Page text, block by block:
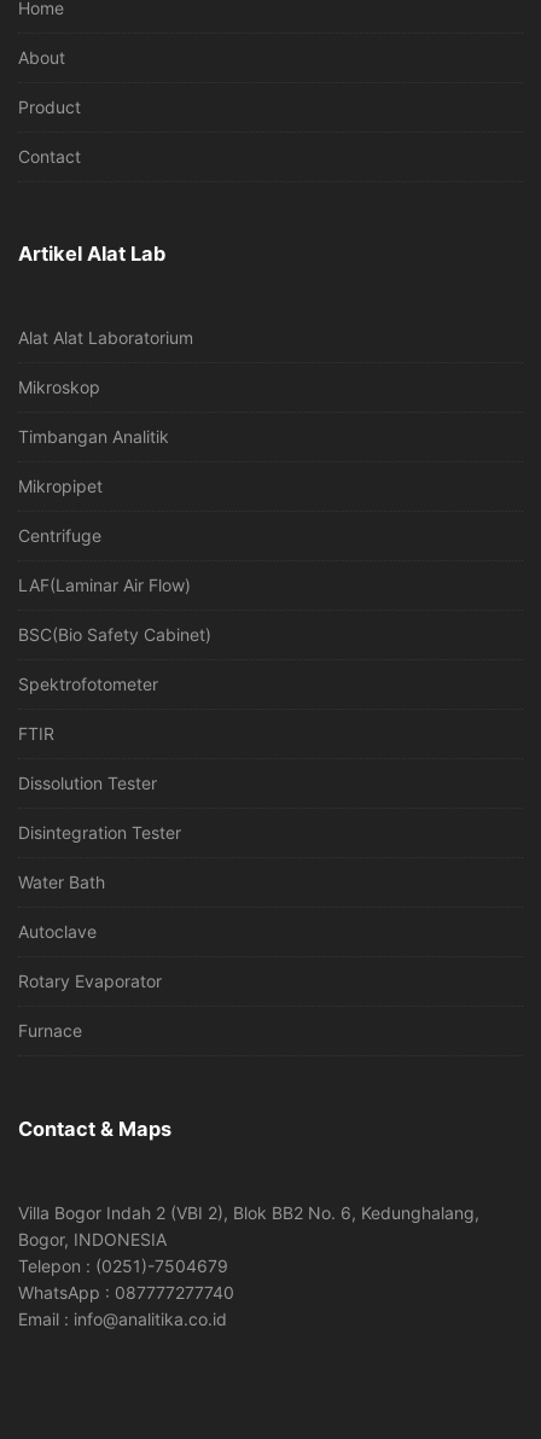
Home
About
Product
Contact
Artikel Alat Lab
Alat Alat Laboratorium
Mikroskop
Timbangan Analitik
Mikropipet
Centrifuge
LAF(Laminar Air Flow)
BSC(Bio Safety Cabinet)
Spektrofotometer
FTIR
Dissolution Tester
Disintegration Tester
Water Bath
Autoclave
Rotary Evaporator
Furnace
Contact & Maps
Villa Bogor Indah 2 (VBI 2), Blok BB2 No. 6, Kedunghalang,
Bogor, INDONESIA
Telepon : (0251)-7504679
WhatsApp : 087777277740
Email : info@analitika.co.id